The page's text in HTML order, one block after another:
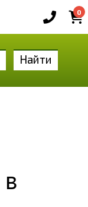
0
Найти